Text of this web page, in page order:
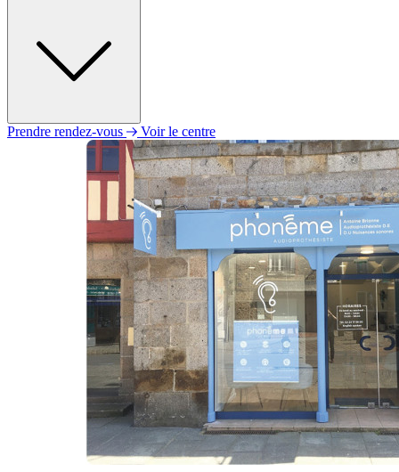
13h30 - 18h00
09h30 - 12h30
13h30 - 18h00
09h30 - 12h30
13h30 - 18h00
09h30 - 12h30
13h30 - 18h00
09h30 - 12h30
13h30 - 18h00
Prendre rendez-vous Voir le centre